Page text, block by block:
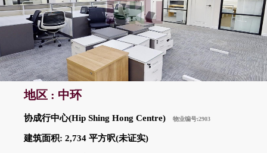
地区 : 中环
协成行中心(Hip Shing Hong Centre) 物业编号:2903
建筑面积: 2,734 平方呎(未证实)